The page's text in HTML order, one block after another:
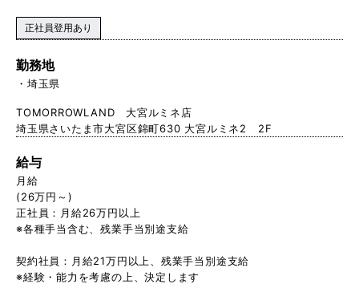
正社員登用あり
勤務地
埼玉県
TOMORROWLAND 大宮ルミネ店
埼玉県さいたま市大宮区錦町630 大宮ルミネ2 2F
給与
月給
(26万円～)
正社員：月給26万円以上
※各種手当含む、残業手当別途支給
契約社員：月給21万円以上、残 業手当別途支給
※経験・能力を考慮の上、決定します